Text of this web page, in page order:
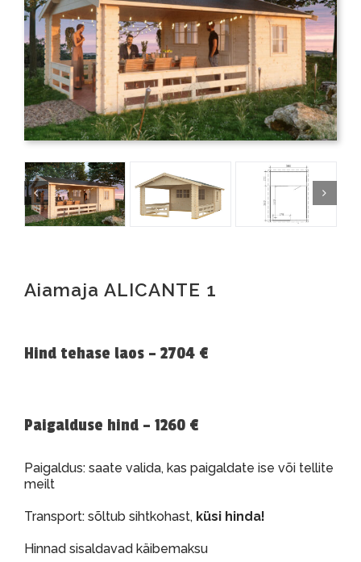
Aiamaja ALICANTE 1
Hind tehase laos – 2704 €
Paigalduse hind – 1260 €
Paigaldus: saate valida, kas paigaldate ise või tellite
meilt
Transport: sõltub sihtkohast, küsi hinda!
Hinnad sisaldavad käibemaksu